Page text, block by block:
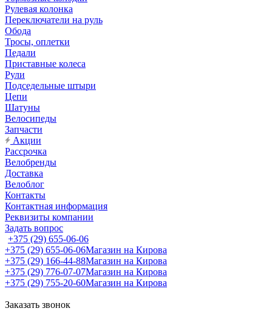
Рулевая колонка
Переключатели на руль
Обода
Тросы, оплетки
Педали
Приставные колеса
Рули
Подседельные штыри
Цепи
Шатуны
Велосипеды
Запчасти
Акции
Рассрочка
Велобренды
Доставка
Велоблог
Контакты
Контактная информация
Реквизиты компании
Задать вопрос
+375 (29) 655-06-06
+375 (29) 655-06-06Магазин на Кирова
+375 (29) 166-44-88Магазин на Кирова
+375 (29) 776-07-07Магазин на Кирова
+375 (29) 755-20-60Магазин на Кирова
Заказать звонок